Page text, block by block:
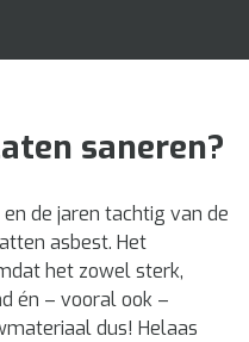
saneren?
de jaren tachtig van de
asbest. Het
het zowel sterk,
én – vooral ook –
dus! Helaas